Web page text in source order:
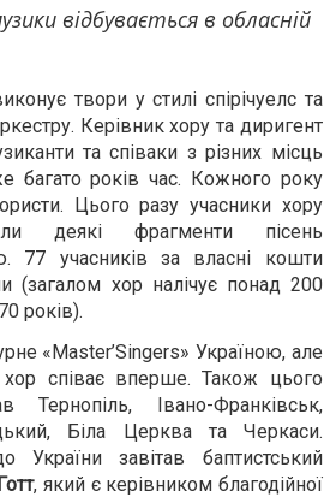
відбувається в обласній
твори у стилі спірічуелс та
Керівник хору та диригент
та співаки з різних місць
багато років час. Кожного року
Цього разу учасники хору
деякі фрагменти пісень
77 учасників за власні кошти
(загалом хор налічує понад 200
років).
«Master’Singers» Україною, але
співає вперше. Також цього
Тернопіль, Івано-Франківськ,
Біла Церква та Черкаси.
завітав баптистський
, який є керівником благодійної